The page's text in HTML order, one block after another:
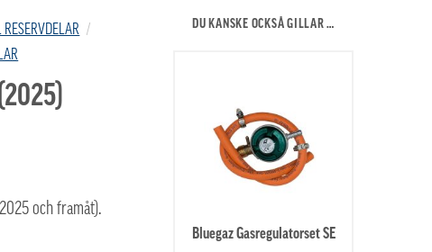
/
och framåt).
DU KANSKE OCKSÅ GILLAR …
Bluegaz Gasregulatorset SE